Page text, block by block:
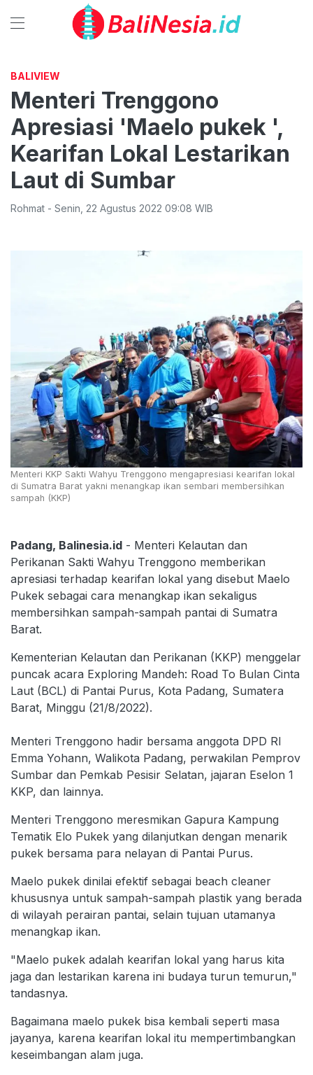
BALIVIEW
Menteri Trenggono
Apresiasi 'Maelo pukek ',
Kearifan Lokal Lestarikan
Laut di Sumbar
Rohmat - Senin 22 Agustus 2022 09:08 WIB
Menteri KKP Sakti Wahyu Trenggono mengapresiasi kearifan lokal
di Sumatra Barat yakni menangkap ikan sembari membersihkan
sampah (KKP)
Padang, Balinesia.id - Menteri Kelautan dan
Perikanan Sakti Wahyu Trenggono memberikan
apresiasi terhadap kearifan lokal yang disebut Maelo
Pukek sebagai cara menangkap ikan sekaligus
membersihkan sampah-sampah pantai di Sumatra
Barat.
Kementerian Kelautan dan Perikanan (KKP) menggelar
puncak acara Exploring Mandeh: Road To Bulan Cinta
Laut (BCL) di Pantai Purus, Kota Padang, Sumatera
Barat, Minggu (21/8/2022).
Menteri Trenggono hadir bersama anggota DPD RI
Emma Yohann, Walikota Padang, perwakilan Pemprov
Sumbar dan Pemkab Pesisir Selatan, jajaran Eselon 1
KKP, dan lainnya.
Menteri Trenggono meresmikan Gapura Kampung
Tematik Elo Pukek yang dilanjutkan dengan menarik
pukek bersama para nelayan di Pantai Purus.
Maelo pukek dinilai efektif sebagai beach cleaner
khususnya untuk sampah-sampah plastik yang berada
di wilayah perairan pantai, selain tujuan utamanya
menangkap ikan.
"Maelo pukek adalah kearifan lokal yang harus kita
jaga dan lestarikan karena ini budaya turun temurun,"
tandasnya.
Bagaimana maelo pukek bisa kembali seperti masa
jayanya, karena kearifan lokal itu mempertimbangkan
keseimbangan alam juga.